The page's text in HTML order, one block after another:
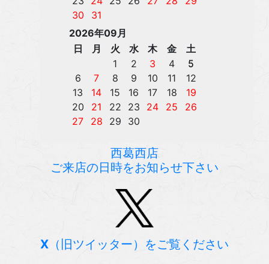
西葛西店
ご来店の日時をお知らせ下さい
X （旧ツイッター）をご覧ください